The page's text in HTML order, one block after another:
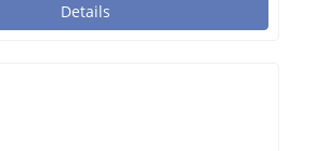
Details